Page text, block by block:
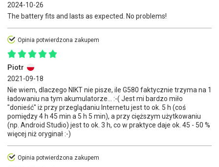
2024-10-26
The battery fits and lasts as expected. No problems!
Opinia potwierdzona zakupem
Piotr
2021-09-18
Nie wiem, dlaczego NIKT nie pisze, ile G580 faktycznie trzyma na 1
ładowaniu na tym akumulatorze... :-( Jest mi bardzo miło
"donieść" iż przy przeglądaniu Internetu jest to ok. 5 h (coś
pomiędzy 4 h 45 min a 5 h 5 min), a przy cięższym użytkowaniu
(np. Android Studio) jest to ok. 3 h, co w praktyce daje ok. 45 - 50 %
więcej niż oryginał :-)
Opinia potwierdzona zakupem